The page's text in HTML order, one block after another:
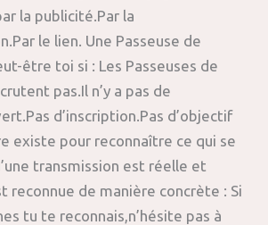
la publicité.Par la
le lien. Une Passeuse de
être toi si : Les Passeuses de
pas.Il n’y a pas de
d’inscription.Pas d’objectif
existe pour reconnaître ce qui se
transmission est réelle et
reconnue de manière concrète : Si
tu te reconnais,n’hésite pas à